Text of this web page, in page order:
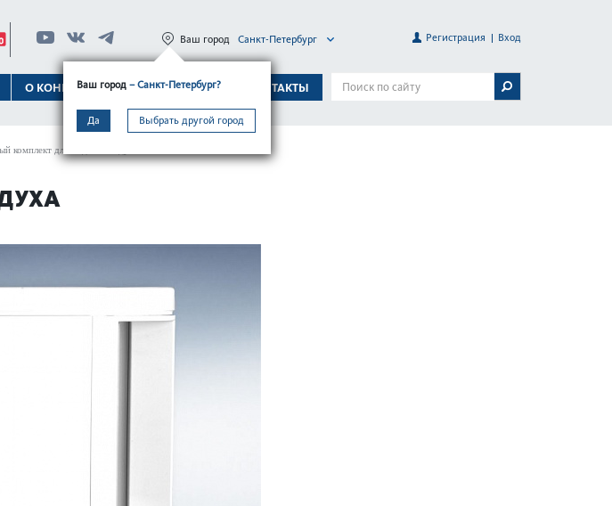
О КОНЦЕРНЕ ТЕХПОДДЕРЖКА КОНТАКТЫ
Ваш город – Санкт-Петербург?
Да Выбрать другой город
Ваш город Санкт-Петербург Регистрация Вход
комплект для подачи воздуха